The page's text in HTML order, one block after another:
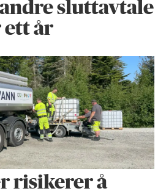
sluttavtale
ett år
risikerer å